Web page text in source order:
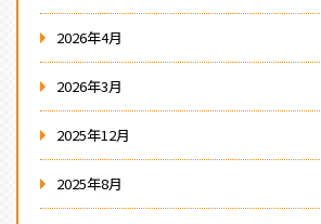
2026年4月
2026年3月
2025年12月
2025年8月